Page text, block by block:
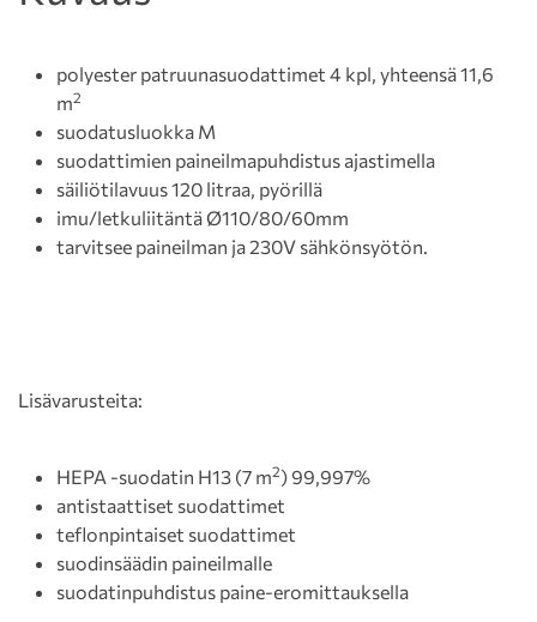
polyester patruunasuodattimet 4 kpl, yhteensä 11,6
m2
suodatusluokka M
suodattimien paineilmapuhdistus ajastimella
säiliötilavuus 120 litraa, pyörillä
imu/letkuliitäntä Ø110/80/60mm
tarvitsee paineilman ja 230V sähkönsyötön.
Lisävarusteita:
HEPA -suodatin H13 (7 m2) 99,997%
antistaattiset suodattimet
teflonpintaiset suodattimet
suodinsäädin paineilmalle
suodatinpuhdistus paine-eromittauksella